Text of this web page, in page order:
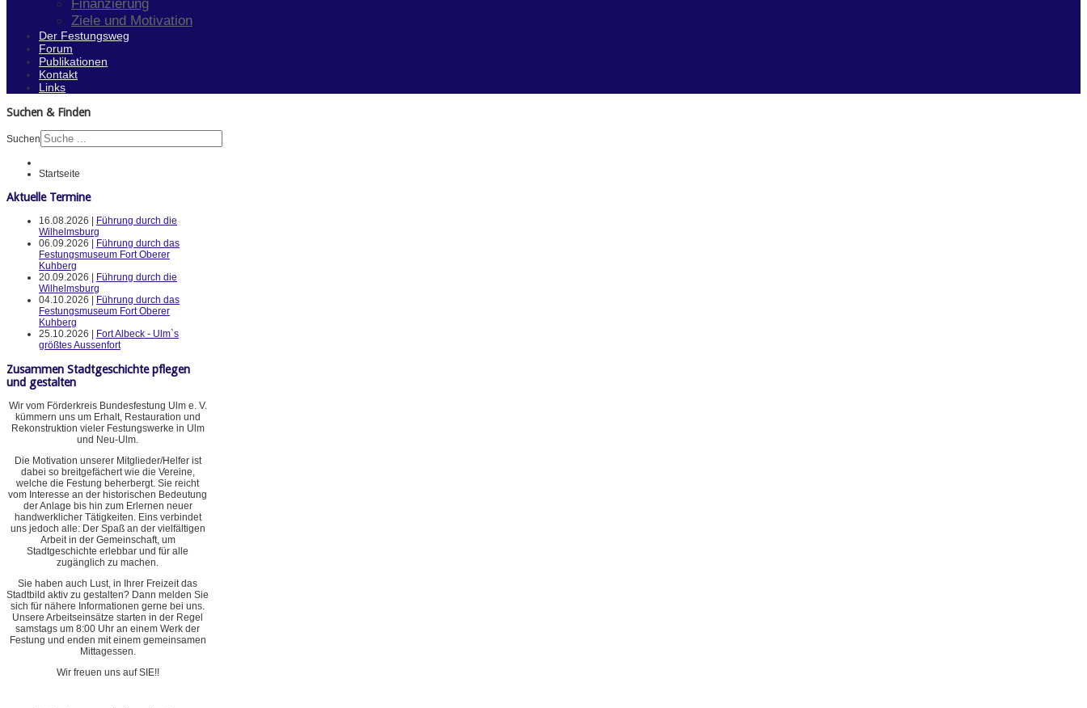
Finanzierung
Ziele und Motivation
Der Festungsweg
Forum
Publikationen
Kontakt
Links
Suchen & Finden
Suchen
Startseite
Aktuelle Termine
16.08.2026 |
Führung durch die
Wilhelmsburg
06.09.2026 |
Führung durch das
Festungsmuseum Fort Oberer
Kuhberg
20.09.2026 |
Führung durch die
Wilhelmsburg
04.10.2026 |
Führung durch das
Festungsmuseum Fort Oberer
Kuhberg
25.10.2026 |
Fort Albeck - Ulm`s
größtes Aussenfort
Zusammen Stadtgeschichte pflegen
und gestalten
Wir vom Förderkreis Bundesfestung Ulm e. V.
kümmern uns um Erhalt, Restauration und
Rekonstruktion vieler Festungswerke in Ulm
und Neu-Ulm.
Die Motivation unserer Mitglieder/Helfer ist
dabei so breitgefächert wie die Vereine,
welche die Festung beherbergt. Sie reicht
vom Interesse an der historischen Bedeutung
der Anlage bis hin zum Erlernen neuer
handwerklicher Tätigkeiten. Eins verbindet
uns jedoch alle: Der Spaß an der vielfältigen
Arbeit in der Gemeinschaft, um
Stadtgeschichte erlebbar und für alle
zugänglich zu machen.
Sie haben auch Lust, in Ihrer Freizeit das
Stadtbild aktiv zu gestalten? Dann melden Sie
sich für nähere Informationen gerne bei uns.
Unsere Arbeitseinsätze starten in der Regel
samstags um 8:00 Uhr an einem Werk der
Festung und enden mit einem gemeinsamen
Mittagessen.
Wir freuen uns auf SIE!!